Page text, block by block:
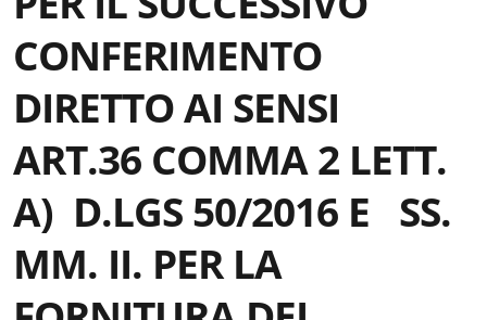
CONFERIMENTO
DIRETTO AI SENSI
ART.36 COMMA 2 LETT.
A) D.LGS 50/2016 E SS.
MM. II. PER LA